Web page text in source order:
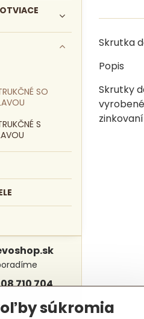
Skrutka
Popis
Skrutky
SO
S
710 704
súkromia